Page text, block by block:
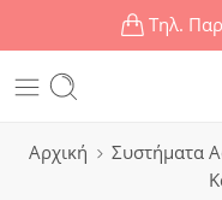
Τηλ.
Αρχική Συστήματα